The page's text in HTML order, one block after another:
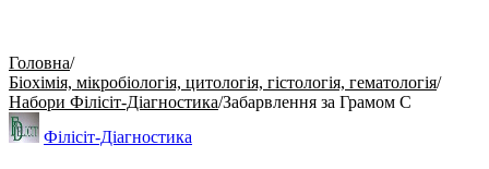
Головна/
Біохімія, мікробіологія, цитологія, гістологія, гематологія/
Набори Філісіт-Діагностика/Забарвлення за Грамом С
Філісіт-Діагностика